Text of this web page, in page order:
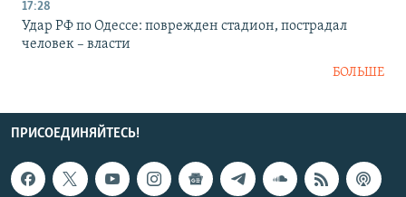
17:28
Удар РФ по Одессе: поврежден стадион, пострадал
человек – власти
БОЛЬШЕ
ПРИСОЕДИНЯЙТЕСЬ!